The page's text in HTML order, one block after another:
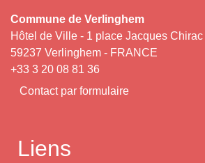
Commune de Verlinghem
Hôtel de Ville - 1 place Jacques Chirac
59237 Verlinghem - FRANCE
+33 3 20 08 81 36
Contact par formulaire
Liens